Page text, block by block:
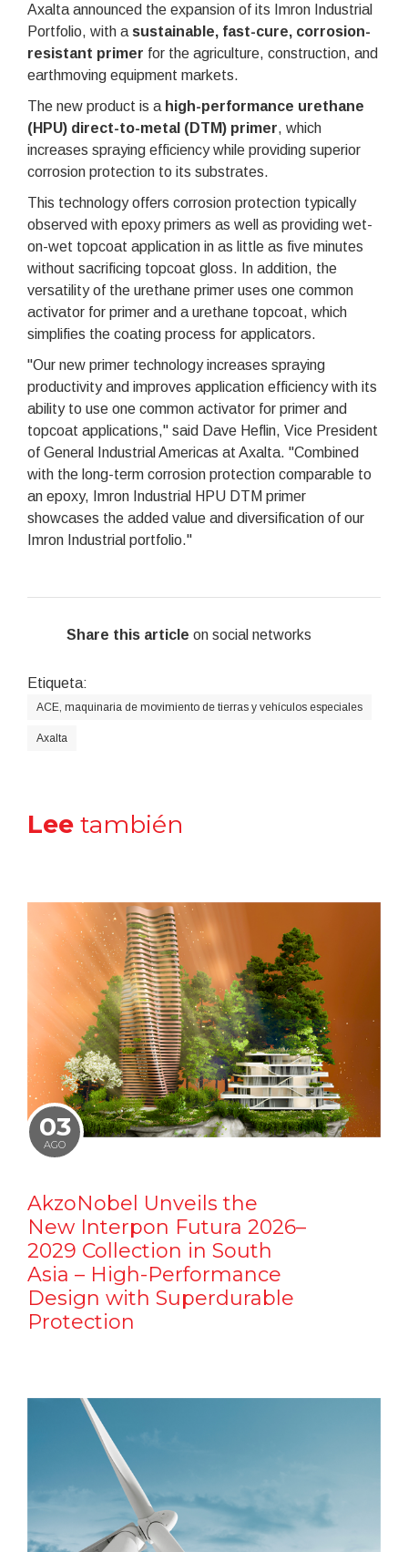
Axalta announced the expansion of its Imron Industrial
Portfolio, with a sustainable, fast-cure, corrosion-
resistant primer for the agriculture, construction, and
earthmoving equipment markets.
The new product is a high-performance urethane
(HPU) direct-to-metal (DTM) primer, which
increases spraying efficiency while providing superior
corrosion protection to its substrates.
This technology offers corrosion protection typically
observed with epoxy primers as well as providing wet-
on-wet topcoat application in as little as five minutes
without sacrificing topcoat gloss. In addition, the
versatility of the urethane primer uses one common
activator for primer and a urethane topcoat, which
simplifies the coating process for applicators.
"Our new primer technology increases spraying
productivity and improves application efficiency with its
ability to use one common activator for primer and
topcoat applications," said Dave Heflin, Vice President
of General Industrial Americas at Axalta. "Combined
with the long-term corrosion protection comparable to
an epoxy, Imron Industrial HPU DTM primer
showcases the added value and diversification of our
Imron Industrial portfolio."
Share this article on social networks
Etiqueta:
ACE, maquinaria de movimiento de tierras y vehículos especiales
Axalta
Lee también
03
AGO
AkzoNobel Unveils the
New Interpon Futura 2026–
2029 Collection in South
Asia – High-Performance
Design with Superdurable
Protection